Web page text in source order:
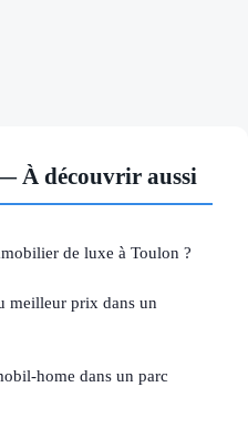
À découvrir aussi
de luxe à Toulon ?
meilleur prix dans un
home dans un parc